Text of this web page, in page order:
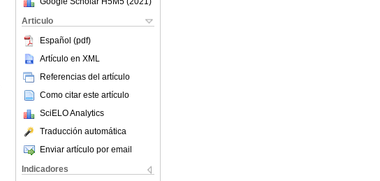
Articulo
Español (pdf)
Artículo en XML
Referencias del artículo
Como citar este artículo
SciELO Analytics
Traducción automática
Enviar artículo por email
Indicadores